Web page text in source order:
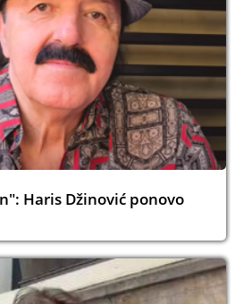
Haris Džinović ponovo